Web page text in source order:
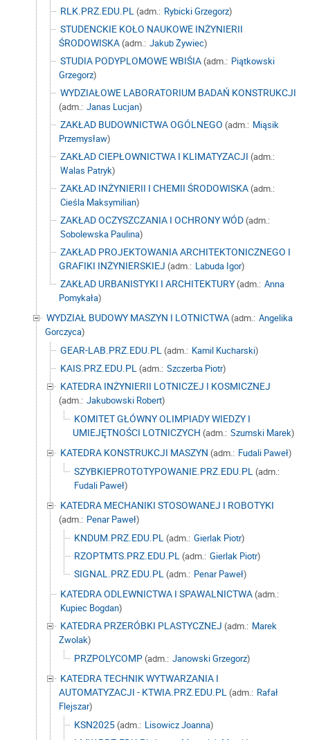
RLK.PRZ.EDU.PL(adm.: Rybicki Grzegorz)
STUDENCKIE KOŁO NAUKOWE INŻYNIERII
ŚRODOWISKA(adm.: Jakub Żywiec)
STUDIA PODYPLOMOWE WBIŚIA(adm.: Piątkowski
Grzegorz)
WYDZIAŁOWE LABORATORIUM BADAŃ KONSTRUKCJI
(adm.: Janas Lucjan)
ZAKŁAD BUDOWNICTWA OGÓLNEGO (adm.: Miąsik
Przemysław)
ZAKŁAD CIEPŁOWNICTWA I KLIMATYZACJI (adm.:
Walas Patryk)
ZAKŁAD INŻYNIERII I CHEMII ŚRODOWISKA(adm.:
Cieśla Maksymilian)
ZAKŁAD OCZYSZCZANIA I OCHRONY WÓD(adm.:
Sobolewska Paulina)
ZAKŁAD PROJEKTOWANIA ARCHITEKTONICZNEGO I
GRAFIKI INŻYNIERSKIEJ (adm.: Labuda Igor)
ZAKŁAD URBANISTYKI I ARCHITEKTURY(adm.: Anna
Pomykała)
WYDZIAŁ BUDOWY MASZYN I LOTNICTWA(adm.: Angelika
Gorczyca)
GEAR-LAB.PRZ.EDU.PL(adm.: Kamil Kucharski)
KAIS.PRZ.EDU.PL(adm.: Szczerba Piotr)
KATEDRA INŻYNIERII LOTNICZEJ I KOSMICZNEJ
(adm.: Jakubowski Robert)
KOMITET GŁÓWNY OLIMPIADY WIEDZY I
UMIEJĘTNOŚCI LOTNICZYCH (adm.: Szumski Marek)
KATEDRA KONSTRUKCJI MASZYN (adm.: Fudali Paweł)
SZYBKIEPROTOTYPOWANIE.PRZ.EDU.PL(adm.:
Fudali Paweł)
KATEDRA MECHANIKI STOSOWANEJ I ROBOTYKI
(adm.: Penar Paweł)
KNDUM.PRZ.EDU.PL(adm.: Gierlak Piotr)
RZOPTMTS.PRZ.EDU.PL(adm.: Gierlak Piotr)
SIGNAL.PRZ.EDU.PL(adm.: Penar Paweł)
KATEDRA ODLEWNICTWA I SPAWALNICTWA(adm.:
Kupiec Bogdan)
KATEDRA PRZERÓBKI PLASTYCZNEJ (adm.: Marek
Zwolak)
PRZPOLYCOMP(adm.: Janowski Grzegorz)
KATEDRA TECHNIK WYTWARZANIA I
AUTOMATYZACJI - KTWIA.PRZ.EDU.PL(adm.: Rafał
Flejszar)
KSN2025(adm.: Lisowicz Joanna)